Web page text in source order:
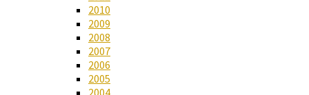
2010
2009
2008
2007
2006
2005
2004